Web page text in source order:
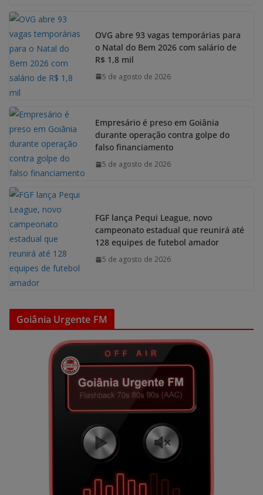
OVG abre 93 vagas temporárias para
o Natal do Bem 2026 com salário de
R$ 1,8 mil
5 de agosto de 2026
Empresário é preso em Goiânia
durante operação contra golpe do
falso financiamento
5 de agosto de 2026
FGF lança Pequi League, novo
campeonato estadual que reunirá até
128 equipes de futebol amador
5 de agosto de 2026
Goiânia Urgente FM